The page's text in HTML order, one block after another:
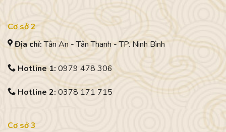
Cơ sở 2
Địa chỉ:Tân An - Tân Thanh - TP. Ninh Bình
Hotline 1: 0979 478 306
Hotline 2: 0378 171 715
Cơ sở 3